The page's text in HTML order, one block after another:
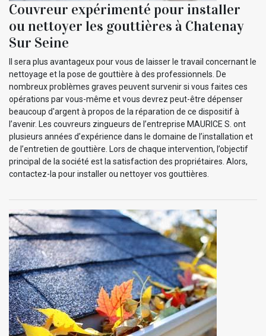
Couvreur expérimenté pour installer
ou nettoyer les gouttières à Chatenay
Sur Seine
Il sera plus avantageux pour vous de laisser le travail concernant le
nettoyage et la pose de gouttière à des professionnels. De
nombreux problèmes graves peuvent survenir si vous faites ces
opérations par vous-même et vous devrez peut-être dépenser
beaucoup d'argent à propos de la réparation de ce dispositif à
l’avenir. Les couvreurs zingueurs de l’entreprise MAURICE S. ont
plusieurs années d’expérience dans le domaine de l’installation et
de l’entretien de gouttière. Lors de chaque intervention, l’objectif
principal de la société est la satisfaction des propriétaires. Alors,
contactez-la pour installer ou nettoyer vos gouttières.